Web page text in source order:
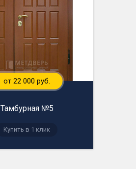
от 22 000 руб.
Тамбурная №5